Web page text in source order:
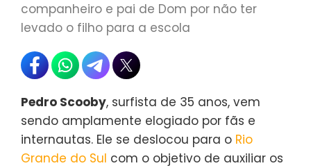
companheiro e pai de Dom por não ter
levado o filho para a escola
Pedro Scooby, surfista de 35 anos, vem
sendo amplamente elogiado por fãs e
internautas. Ele se deslocou para o Rio
Grande do Sul com o objetivo de auxiliar os